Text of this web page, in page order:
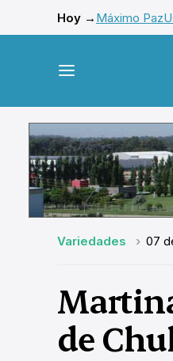
Hoy → Máximo Paz
Variedades 07
de